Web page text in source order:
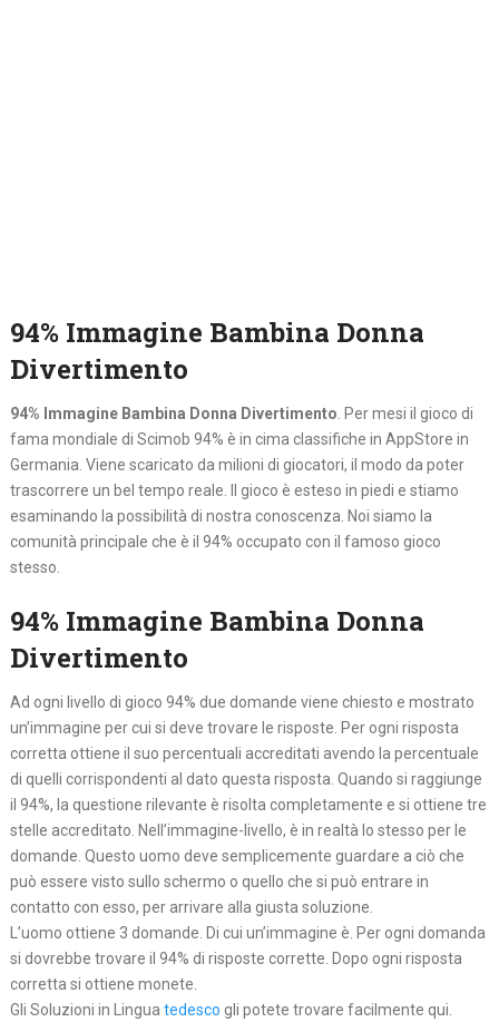
94% Immagine Bambina Donna
Divertimento
94% Immagine Bambina Donna Divertimento. Per mesi il gioco di
fama mondiale di Scimob 94% è in cima classifiche in AppStore in
Germania. Viene scaricato da milioni di giocatori, il modo da poter
trascorrere un bel tempo reale. Il gioco è esteso in piedi e stiamo
esaminando la possibilità di nostra conoscenza. Noi siamo la
comunità principale che è il 94% occupato con il famoso gioco
stesso.
94% Immagine Bambina Donna
Divertimento
Ad ogni livello di gioco 94% due domande viene chiesto e mostrato
un’immagine per cui si deve trovare le risposte. Per ogni risposta
corretta ottiene il suo percentuali accreditati avendo la percentuale
di quelli corrispondenti al dato questa risposta. Quando si raggiunge
il 94%, la questione rilevante è risolta completamente e si ottiene tre
stelle accreditato. Nell’immagine-livello, è in realtà lo stesso per le
domande. Questo uomo deve semplicemente guardare a ciò che
può essere visto sullo schermo o quello che si può entrare in
contatto con esso, per arrivare alla giusta soluzione.
L’uomo ottiene 3 domande. Di cui un’immagine è. Per ogni domanda
si dovrebbe trovare il 94% di risposte corrette. Dopo ogni risposta
corretta si ottiene monete.
Gli Soluzioni in Lingua tedesco gli potete trovare facilmente qui.